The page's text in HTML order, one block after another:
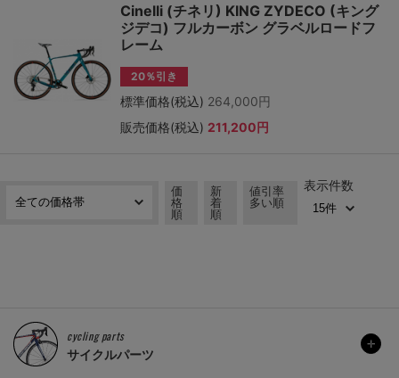
Cinelli (チネリ) KING ZYDECO (キング
ジデコ) フルカーボン グラベルロードフ
レーム
20％引き
標準価格(税込) 264,000円
販売価格(税込) 211,200円
価
格
順
新
着
順
値引率
多い順
表示件数
cycling parts
サイクルパーツ